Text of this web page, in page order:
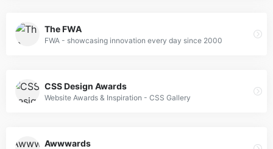
The FWA
FWA - showcasing innovation every day since 2000
CSS Design Awards
Website Awards & Inspiration - CSS Gallery
Awwwards